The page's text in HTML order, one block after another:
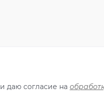
и даю согласие на